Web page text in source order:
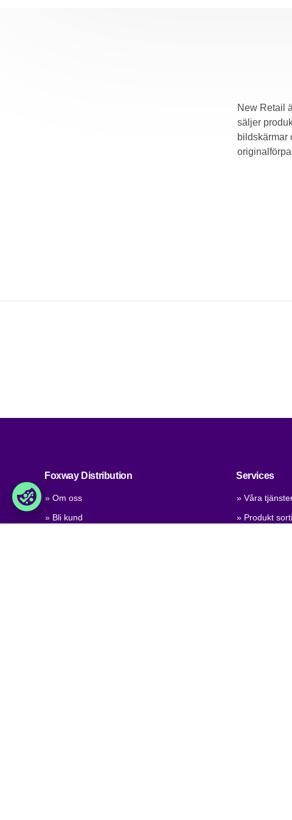
New Retail
säljer
bildskärmar
Foxway Distribution
» Om oss
» Bli kund
Services
» Våra
» Produkt